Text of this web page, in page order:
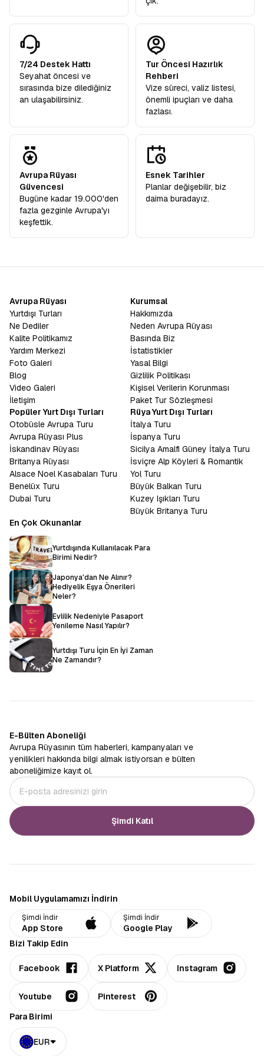
7/24 Destek Hattı
Seyahat öncesi ve
sırasında bize dilediğiniz
an ulaşabilirsiniz.
Tur Öncesi Hazırlık
Rehberi
Vize süreci, valiz listesi,
önemli ipuçları ve daha
fazlası.
Avrupa Rüyası
Güvencesi
Bugüne kadar 19.000'den
fazla gezginle Avrupa'yı
keşfettik.
Esnek Tarihler
Planlar değişebilir, biz
daima buradayız.
Avrupa Rüyası
Yurtdışı Turları
Ne Dediler
Kalite Politikamız
Yardım Merkezi
Foto Galeri
Blog
Video Galeri
İletişim
Kurumsal
Hakkımızda
Neden Avrupa Rüyası
Basında Biz
İstatistikler
Yasal Bilgi
Gizlilik Politikası
Kişisel Verilerin Korunması
Paket Tur Sözleşmesi
Popüler Yurt Dışı Turları
Otobüsle Avrupa Turu
Avrupa Rüyası Plus
İskandinav Rüyası
Britanya Rüyası
Alsace Noel Kasabaları Turu
Benelüx Turu
Dubai Turu
Rüya Yurt Dışı Turları
İtalya Turu
İspanya Turu
Sicilya Amalfi Güney İtalya Turu
İsviçre Alp Köyleri & Romantik
Yol Turu
Büyük Balkan Turu
Kuzey Işıkları Turu
Büyük Britanya Turu
En Çok Okunanlar
Yurtdışında Kullanılacak Para
Birimi Nedir?
Japonya'dan Ne Alınır?
Hediyelik Eşya Önerileri
Neler?
Evlilik Nedeniyle Pasaport
Yenileme Nasıl Yapılır?
Yurtdışı Turu İçin En İyi Zaman
Ne Zamandır?
E-Bülten Aboneliği
Avrupa Rüyasının tüm haberleri, kampanyaları ve
yenilikleri hakkında bilgi almak istiyorsan e bülten
aboneliğimize kayıt ol.
Şimdi Katıl
Mobil Uygulamamızı İndirin
Şimdi İndir
App Store
Şimdi İndir
Google Play
Bizi Takip Edin
Facebook X Platform Instagram
Youtube
Pinterest
Para Birimi
EUR